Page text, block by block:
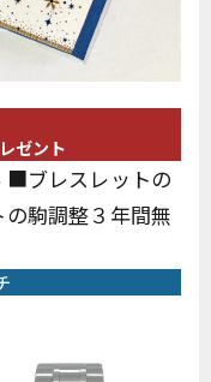
ゼント
■ブレスレットの
駒調整３年間無